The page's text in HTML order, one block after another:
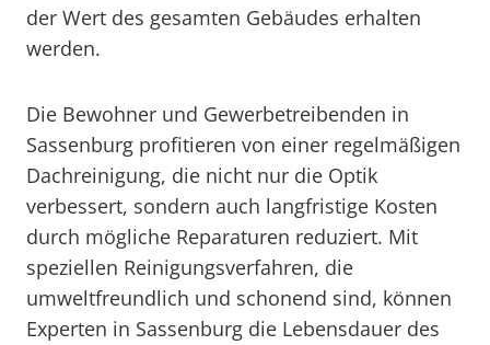
der Wert des gesamten Gebäudes erhalten
werden.
Die Bewohner und Gewerbetreibenden in
Sassenburg profitieren von einer regelmäßigen
Dachreinigung, die nicht nur die Optik
verbessert, sondern auch langfristige Kosten
durch mögliche Reparaturen reduziert. Mit
speziellen Reinigungsverfahren, die
umweltfreundlich und schonend sind, können
Experten in Sassenburg die Lebensdauer des